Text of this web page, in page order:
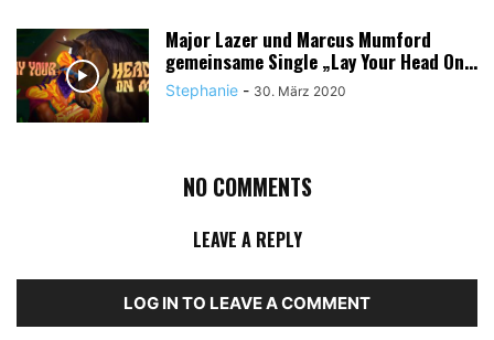
Major Lazer und Marcus Mumford
gemeinsame Single „Lay Your Head On...
Stephanie - 30. März 2020
NO COMMENTS
LEAVE A REPLY
LOG IN TO LEAVE A COMMENT